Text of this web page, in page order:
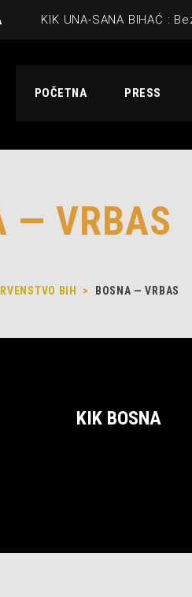
POČETNA PRESS
— VRBAS
BIH > BOSNA — VRBAS
KIK BOSNA